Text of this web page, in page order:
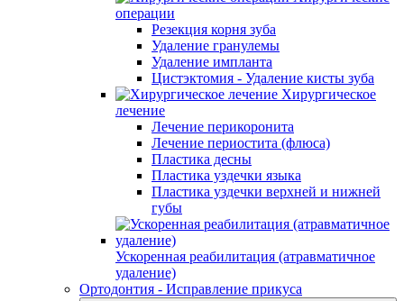
операции
Резекция корня зуба
Удаление гранулемы
Удаление импланта
Цистэктомия - Удаление кисты зуба
Хирургическое
лечение
Лечение перикоронита
Лечение периостита (флюса)
Пластика десны
Пластика уздечки языка
Пластика уздечки верхней и нижней
губы
Ускоренная реабилитация (атравматичное
удаление)
Ортодонтия - Исправление прикуса